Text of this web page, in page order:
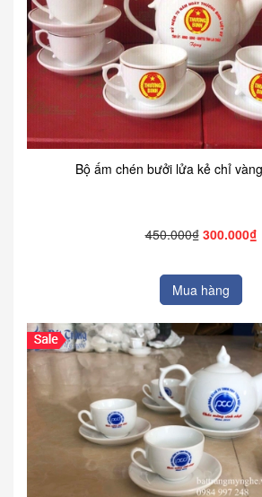
Bộ ấm chén bưởi lửa kẻ chỉ
450.000₫ 300.000₫
Mua hàng